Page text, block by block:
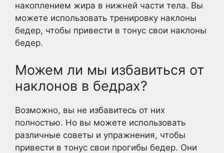
накоплением жира в нижней части тела. Вы
можете использовать тренировку наклоны
бедер, чтобы привести в тонус свои наклоны
бедер.
Можем ли мы избавиться от
наклонов в бедрах?
Возможно, вы не избавитесь от них
полностью. Но вы можете использовать
различные советы и упражнения, чтобы
привести в тонус свои прогибы бедер. Они